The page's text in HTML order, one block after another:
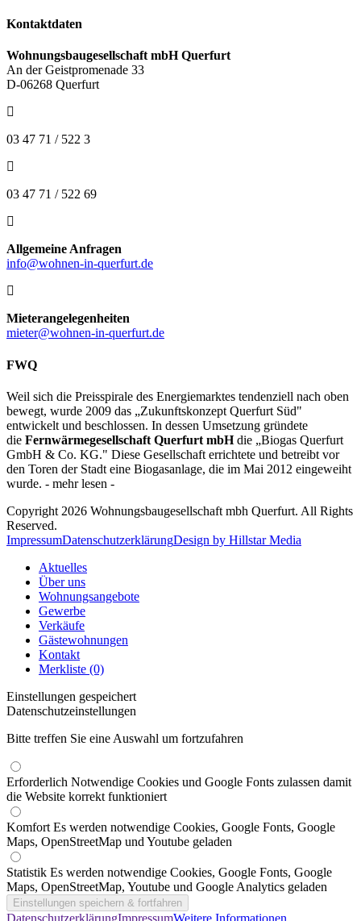
Kontaktdaten
Wohnungsbaugesellschaft mbH Querfurt
An der Geistpromenade 33
D-06268 Querfurt
03 47 71 / 522 3
03 47 71 / 522 69
Allgemeine Anfragen
info@wohnen-in-querfurt.de
Mieterangelegenheiten
mieter@wohnen-in-querfurt.de
FWQ
Weil sich die Preisspirale des Energiemarktes tendenziell nach oben
bewegt, wurde 2009 das „Zukunftskonzept Querfurt Süd"
entwickelt und beschlossen. In dessen Umsetzung gründete
die Fernwärmegesellschaft Querfurt mbHdie „Biogas Querfurt
GmbH & Co. KG." Diese Gesellschaft errichtete und betreibt vor
den Toren der Stadt eine Biogasanlage, die im Mai 2012 eingeweiht
wurde. - mehr lesen -
Copyright 2026 Wohnungsbaugesellschaft mbh Querfurt. All Rights
Reserved.
ImpressumDatenschutzerklärungDesign by Hillstar Media
Aktuelles
Über uns
Wohnungsangebote
Gewerbe
Verkäufe
Gästewohnungen
Kontakt
Merkliste (0)
Einstellungen gespeichert
Datenschutzeinstellungen
Bitte treffen Sie eine Auswahl um fortzufahren
Erforderlich Notwendige Cookies und Google Fonts zulassen damit
die Website korrekt funktioniert
Komfort Es werden notwendige Cookies, Google Fonts, Google
Maps, OpenStreetMap und Youtube geladen
Statistik Es werden notwendige Cookies, Google Fonts, Google
Maps, OpenStreetMap, Youtube und Google Analytics geladen
DatenschutzerklärungImpressumWeitere Informationen